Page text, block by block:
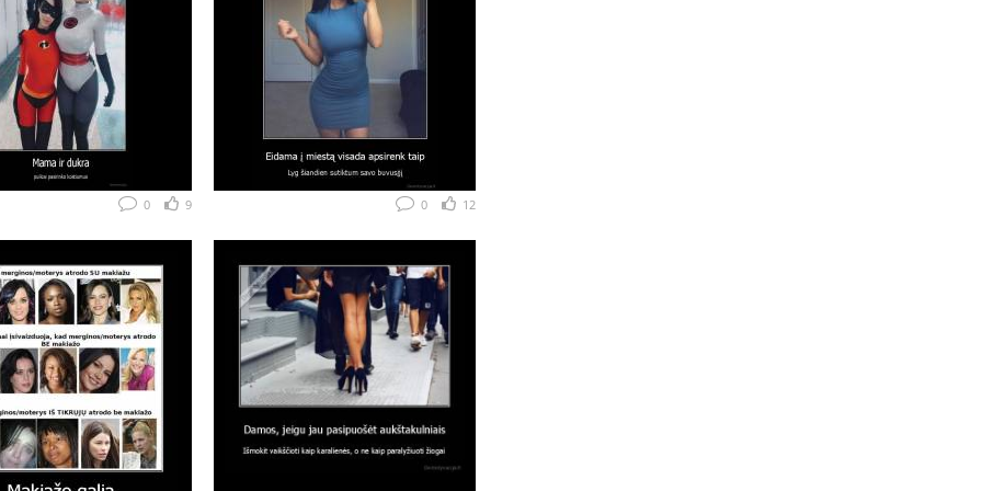
0 9 0 12